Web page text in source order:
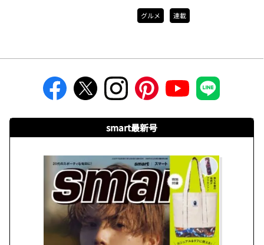
グルメ 連載
smart最新号